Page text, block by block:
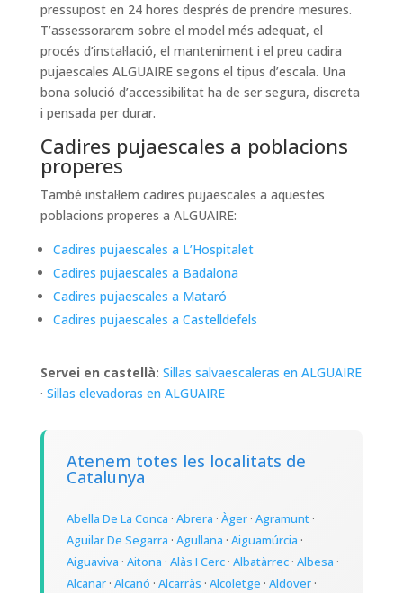
pressupost en 24 hores després de prendre mesures.
T’assessorarem sobre el model més adequat, el
procés d’instal·lació, el manteniment i el preu cadira
pujaescales ALGUAIRE segons el tipus d’escala. Una
bona solució d’accessibilitat ha de ser segura, discreta
i pensada per durar.
Cadires pujaescales a poblacions
properes
També instal·lem cadires pujaescales a aquestes
poblacions properes a ALGUAIRE:
Cadires pujaescales a L’Hospitalet
Cadires pujaescales a Badalona
Cadires pujaescales a Mataró
Cadires pujaescales a Castelldefels
Servei en castellà: Sillas salvaescaleras en ALGUAIRE
· Sillas elevadoras en ALGUAIRE
Atenem totes les localitats de
Catalunya
Abella De La Conca · Abrera · Àger· Agramunt·
Aguilar De Segarra · Agullana · Aiguamúrcia ·
Aiguaviva · Aitona · Alàs I Cerc· Albatàrrec· Albesa ·
Alcanar· Alcanó · Alcarràs · Alcoletge · Aldover·